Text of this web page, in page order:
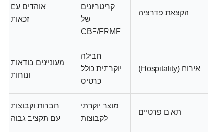
הקצאת פדרציה
קריטריונים
של
CBF/FRMF
אוהדים עם
זכאות
אירוח (Hospitality)
חבילה
יוקרתית כולל
כרטיס
מעוניינים בודאות
ונוחות
תאים פרטיים
מוצר יוקרתי
לקבוצות
חברות וקבוצות
עם תקציב גבוה